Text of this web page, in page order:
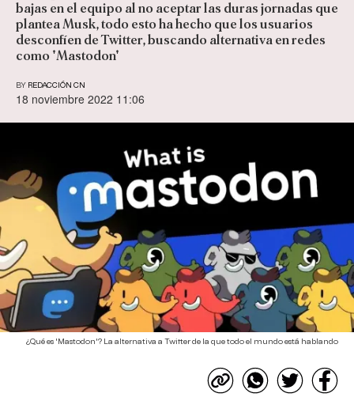
bajas en el equipo al no aceptar las duras jornadas que
plantea Musk, todo esto ha hecho que los usuarios
desconfíen de Twitter, buscando alternativa en redes
como 'Mastodon'
BY REDACCIÓN CN
18 noviembre 2022 11:06
¿Qué es 'Mastodon'? La alternativa a Twitter de la que todo el mundo está hablando